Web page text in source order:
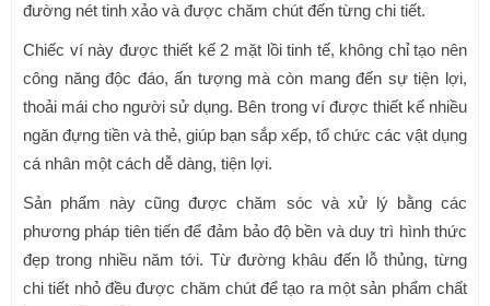
đường nét tinh xảo và được chăm chút đến từng chi tiết.
Chiếc ví này được thiết kế 2 mặt lồi tinh tế, không chỉ tạo nên
công năng độc đáo, ấn tượng mà còn mang đến sự tiện lợi,
thoải mái cho người sử dụng. Bên trong ví được thiết kế nhiều
ngăn đựng tiền và thẻ, giúp bạn sắp xếp, tổ chức các vật dụng
cá nhân một cách dễ dàng, tiện lợi.
Sản phẩm này cũng được chăm sóc và xử lý bằng các
phương pháp tiên tiến để đảm bảo độ bền và duy trì hình thức
đẹp trong nhiều năm tới. Từ đường khâu đến lỗ thủng, từng
chi tiết nhỏ đều được chăm chút để tạo ra một sản phẩm chất